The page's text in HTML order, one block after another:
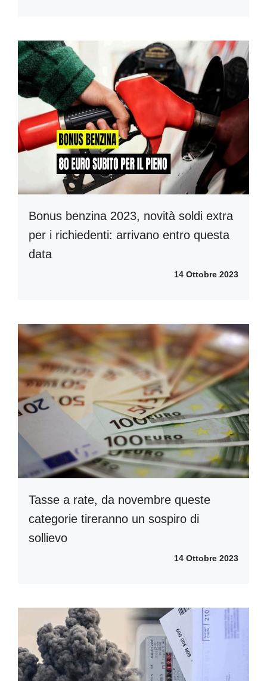
Bonus benzina 2023, novità soldi extra
per i richiedenti: arrivano entro questa
data
14 Ottobre 2023
Tasse a rate, da novembre queste
categorie tireranno un sospiro di
sollievo
14 Ottobre 2023